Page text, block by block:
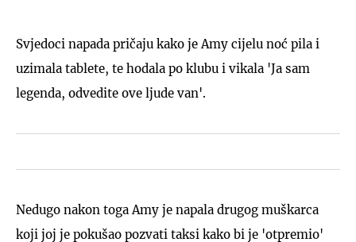
Svjedoci napada pričaju kako je Amy cijelu noć pila i
uzimala tablete, te hodala po klubu i vikala 'Ja sam
legenda, odvedite ove ljude van'.
Nedugo nakon toga Amy je napala drugog muškarca
koji joj je pokušao pozvati taksi kako bi je 'otpremio'